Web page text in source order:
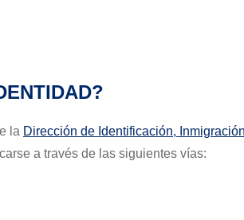
la Dirección de Identificación,
a través de las siguientes vías: